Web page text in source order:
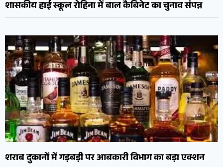
शासकीय हाई स्कूल रोहिना में बाल कैबिनेट का चुनाव संपन्न
शराब दुकानों में गड़बड़ी पर आबकारी विभाग का बड़ा एक्शन